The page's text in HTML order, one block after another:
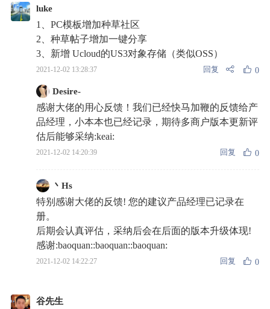
luke
1、PC模板增加种草社区
2、种草帖子增加一键分享
3、新增 Ucloud的US3对象存储（类似OSS）
2021-12-02 13:28:37 回复 0
Desire-
感谢大佬的用心反馈！我们已经快马加鞭的反馈给产
品经理，小本本也已经记录，期待多商户版本更新评
估后能够采纳:keai:
2021-12-02 14:20:39 回复 0
丶Hs
特别感谢大佬的反馈! 您的建议产品经理已记录在
册。
后期会认真评估，采纳后会在后面的版本升级体现!
感谢:baoquan::baoquan::baoquan:
2021-12-02 14:22:27 回复 0
谷先生